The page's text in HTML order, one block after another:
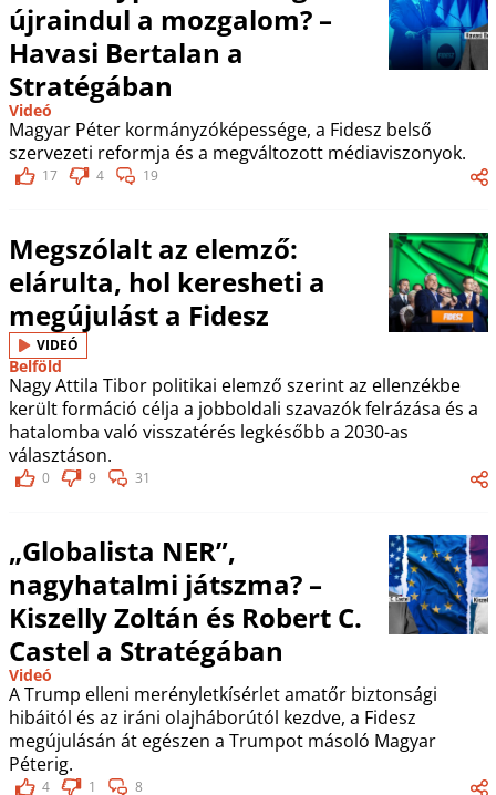
újraindul a mozgalom? –
Havasi Bertalan a
Stratégában
Videó
Magyar Péter kormányzóképessége, a Fidesz belső
szervezeti reformja és a megváltozott médiaviszonyok.
17 4 19
Megszólalt az elemző:
elárulta, hol keresheti a
megújulást a Fidesz
VIDEÓ
Belföld
Nagy Attila Tibor politikai elemző szerint az ellenzékbe
került formáció célja a jobboldali szavazók felrázása és a
hatalomba való visszatérés legkésőbb a 2030-as
választáson.
0 9 31
„Globalista NER”,
nagyhatalmi játszma? –
Kiszelly Zoltán és Robert C.
Castel a Stratégában
Videó
A Trump elleni merényletkísérlet amatőr biztonsági
hibáitól és az iráni olajháborútól kezdve, a Fidesz
megújulásán át egészen a Trumpot másoló Magyar
Péterig.
4 1 8